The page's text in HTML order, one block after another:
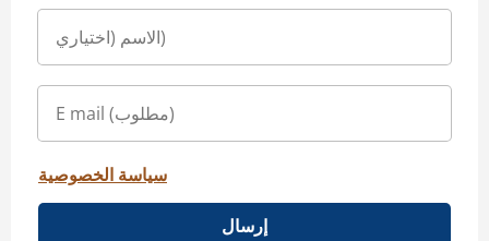
سياسة الخصوصية
إرسال